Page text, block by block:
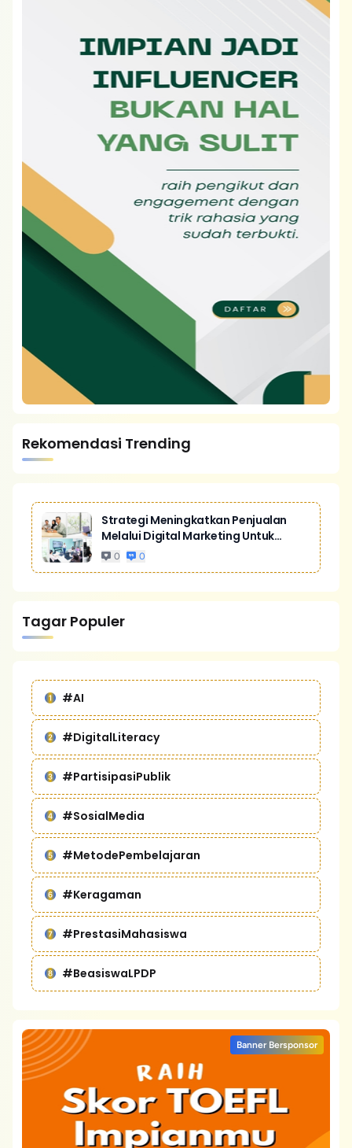
Rekomendasi Trending
Strategi Meningkatkan Penjualan
Melalui Digital Marketing Untuk
Bisnis Yang Lebih Kompetitif
0 0
Tagar Populer
#AI
#DigitalLiteracy
#PartisipasiPublik
#SosialMedia
#MetodePembelajaran
#Keragaman
#PrestasiMahasiswa
#BeasiswaLPDP
Banner Bersponsor